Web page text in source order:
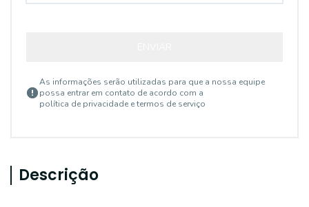
As informações serão utilizadas para que a nossa equipe
possa entrar em contato de acordo com a
política de privacidade e termos de serviço
Descrição